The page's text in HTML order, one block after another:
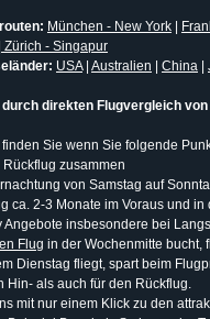
München - New York
Zürich - Singapur
USA| Australien China
durch direkten Flugvergleich
Sie wenn Sie folgende
zusammen
von Samstag auf
ca. 2-3 Monate im Voraus und in
Angebote insbesondere bei
Flug in der Wochenmitte bucht,
Dienstag fliegt, spart beim
Hin- als auch für den Rückflug.
mit nur einem Klick zu den